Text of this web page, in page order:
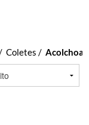
Coletes